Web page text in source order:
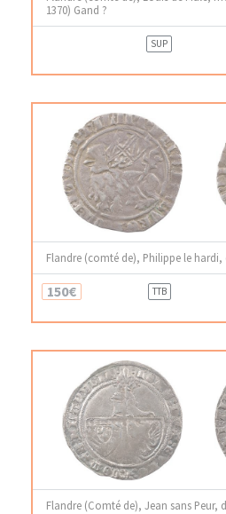
1370) Gand ?
SUP
Flandre (comté de), Philippe le
150€ TTB
Flandre (Comté de), Jean sans Peur,